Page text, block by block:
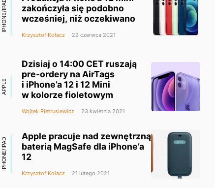
IPHONE/IPAD
zakończyła się podobno
wcześniej, niż oczekiwano
Krzysztof Kołacz 22 czerwca 2021
APPLE
Dzisiaj o 14:00 CET ruszają
pre-ordery na AirTags
i iPhone’a 12 i 12 Mini
w kolorze fioletowym
Wojtek Pietrusiewicz 23 kwietnia 2021
IPHONE/IPAD
Apple pracuje nad zewnętrzną
baterią MagSafe dla iPhone’a
12
Krzysztof Kołacz 21 lutego 2021